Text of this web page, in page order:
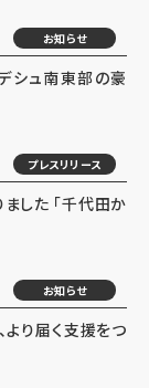
お知らせ
シュ南東部の豪
プレスリリース
した 「千代田か
お知らせ
より届く支援をつ